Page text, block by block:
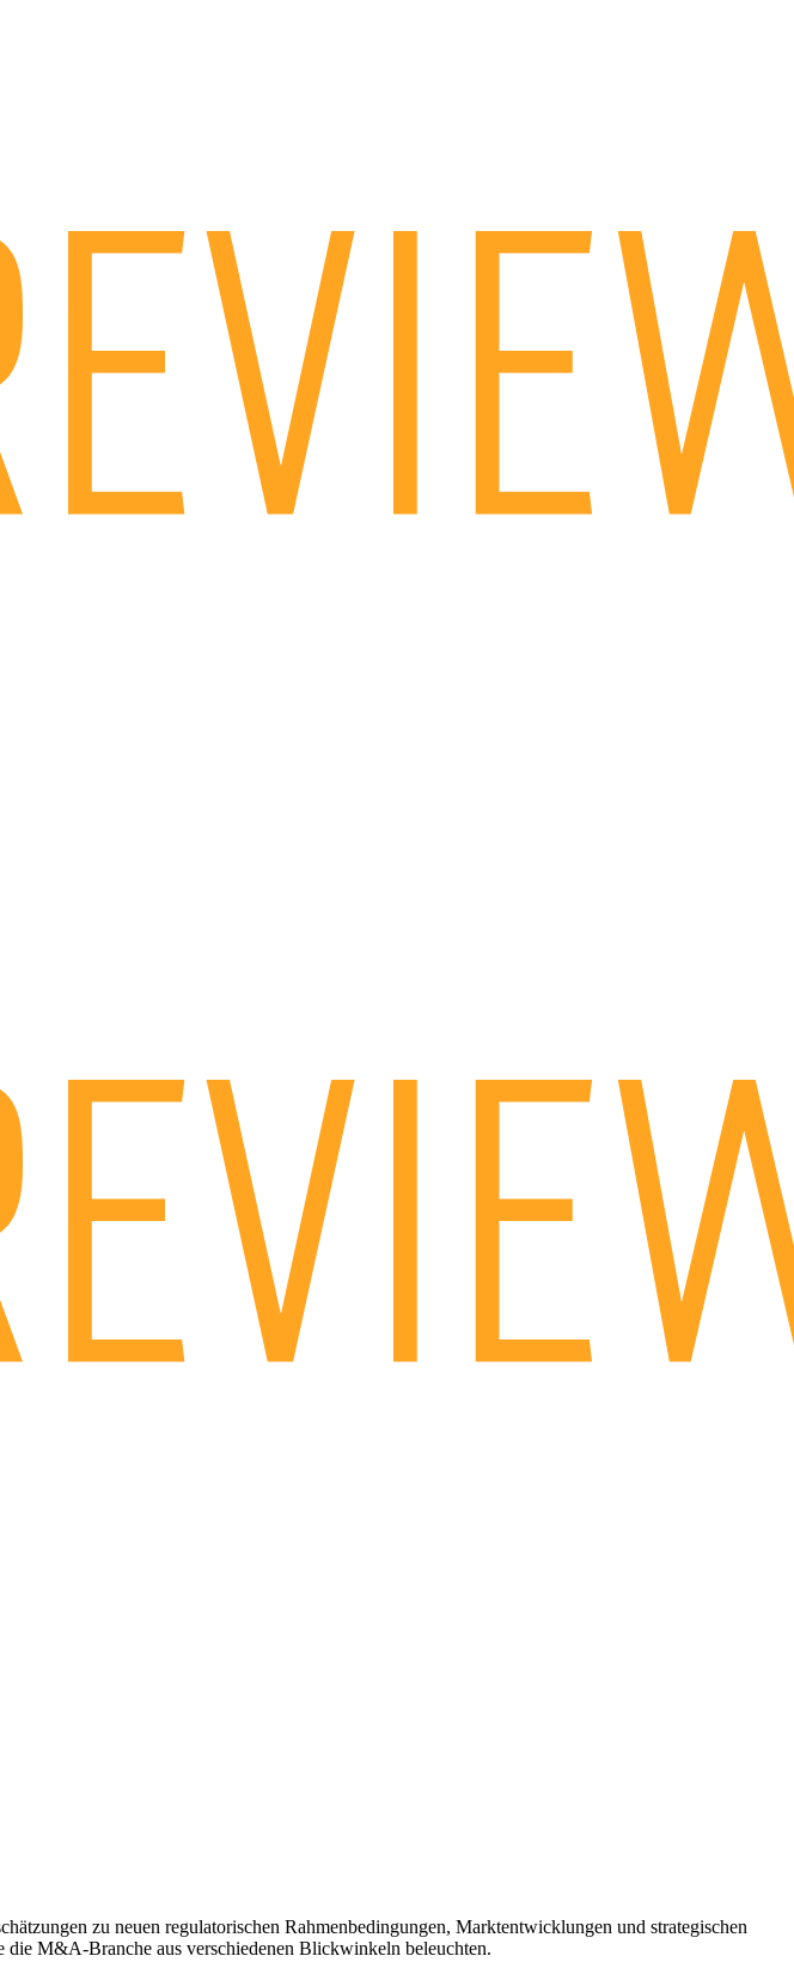
zu neuen regulatorischen Rahmenbedingungen, Marktentwicklungen und strategischen
die M&A-Branche aus verschiedenen Blickwinkeln beleuchten.